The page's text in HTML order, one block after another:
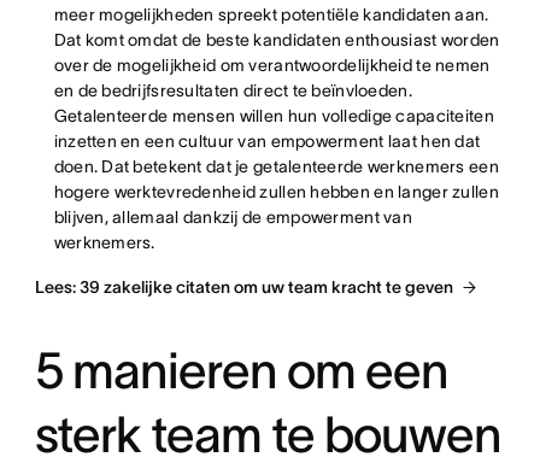
meer mogelijkheden spreekt potentiële kandidaten aan.
Dat komt omdat de beste kandidaten enthousiast worden
over de mogelijkheid om verantwoordelijkheid te nemen
en de bedrijfsresultaten direct te beïnvloeden.
Getalenteerde mensen willen hun volledige capaciteiten
inzetten en een cultuur van empowerment laat hen dat
doen. Dat betekent dat je getalenteerde werknemers een
hogere werktevredenheid zullen hebben en langer zullen
blijven, allemaal dankzij de empowerment van
werknemers.
Lees: 39 zakelijke citaten om uw team kracht te geven
5 manieren om een
sterk team te bouwen